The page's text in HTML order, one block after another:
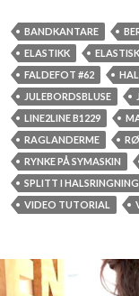
BANDKANTARE
ELASTIKK
FALDEFOT #62
JULEBORDSBLUSE
LINE2LINE B1229
RAGLANDERME
RYNKE PÅ SYMASKIN
SPLITT I HALSRINGNING
VIDEO TUTORIAL